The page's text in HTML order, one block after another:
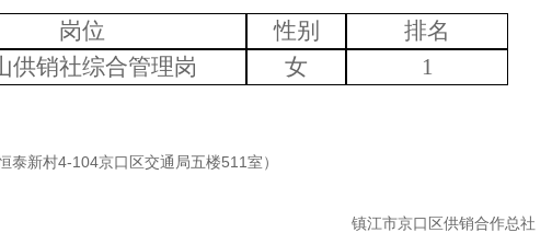
岗位 性别
排名
供销社综合管理岗 女 1
泰新村4-104京口区交通局五楼511室）
镇江市京口区供销合作总社